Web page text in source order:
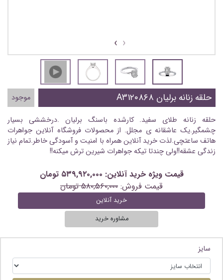
‹
›
حلقه زنانه برلیان A۳۱۲۰۸۶۸
موجود
حلقه زنانه طلای سفید. کارشده باسنگ برلیان .درخششی بسیار
چشمگیر.یک عاشقانه ی مجلل. از محصولات فروشگاه آنلاین جواهرات
هاتف ساعتچی.لذت خرید آنلاین همراه با امنیت و آسودگی خاطر.تمام نیاز
زندگی عشقه!!ولی چندتا تیکه جواهرات شیرین ترش میکنه!!
قیمت ویژه خرید آنلاین: ۵۳۹,۹۲۰,۰۰۰ تومان
قیمت فروش: ۵۸۰,۵۶۰,۰۰۰ تومان
خرید آنلاین
مشاوره خرید
سایز